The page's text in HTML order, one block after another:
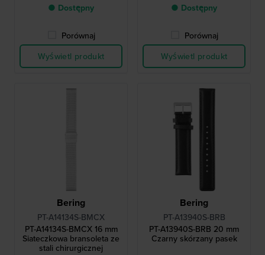
● Dostępny
Porównaj
Wyświetl produkt
● Dostępny
Porównaj
Wyświetl produkt
Bering
PT-A14134S-BMCX
PT-A14134S-BMCX 16 mm
Siateczkowa bransoleta ze
stali chirurgicznej
Bering
PT-A13940S-BRB
PT-A13940S-BRB 20 mm
Czarny skórzany pasek